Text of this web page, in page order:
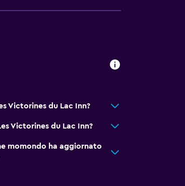
Victorines du Lac Inn?
Victorines du Lac Inn?
momondo ha aggiornato